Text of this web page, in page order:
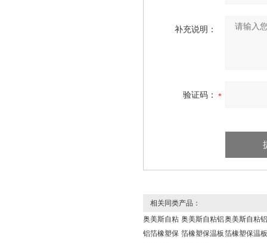
补充说明：
验证码：
相关同类产品：
奥美斯自粘
铝箔橡塑保
奥美斯自粘铝
箔橡塑保温板
奥美斯自粘铝
箔橡塑保温板